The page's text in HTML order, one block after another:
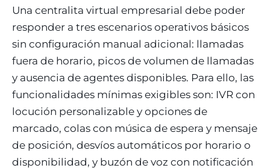
Una centralita virtual empresarial debe poder
responder a tres escenarios operativos básicos
sin configuración manual adicional: llamadas
fuera de horario, picos de volumen de llamadas
y ausencia de agentes disponibles. Para ello, las
funcionalidades mínimas exigibles son: IVR con
locución personalizable y opciones de
marcado, colas con música de espera y mensaje
de posición, desvíos automáticos por horario o
disponibilidad, y buzón de voz con notificación